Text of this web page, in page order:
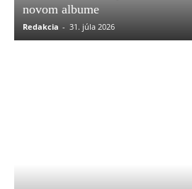
novom albume
Redakcia - 31. júla 2026